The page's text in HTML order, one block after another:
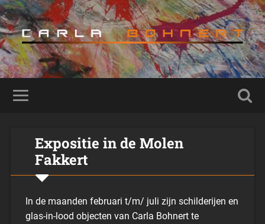
Expositie in de Molen
Fakkert
In de maanden februari t/m/ juli zijn schilderijen en
glas-in-lood objecten van Carla Bohnert te